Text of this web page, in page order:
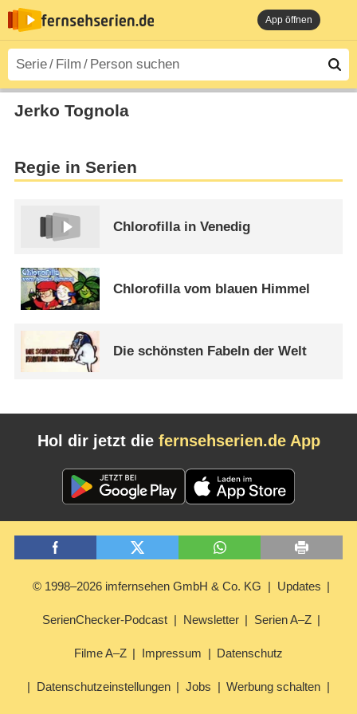
App öffnen
Jerko Tognola
Regie in Serien
Chlorofilla in Venedig
Chlorofilla vom blauen Himmel
Die schönsten Fabeln der Welt
Hol dir jetzt die fernsehserien.de App
© 1998–2026 imfernsehen GmbH & Co. KG Updates
SerienChecker-Podcast Newsletter Serien A–Z
Filme A–Z Impressum Datenschutz
Datenschutzeinstellungen Jobs Werbung schalten